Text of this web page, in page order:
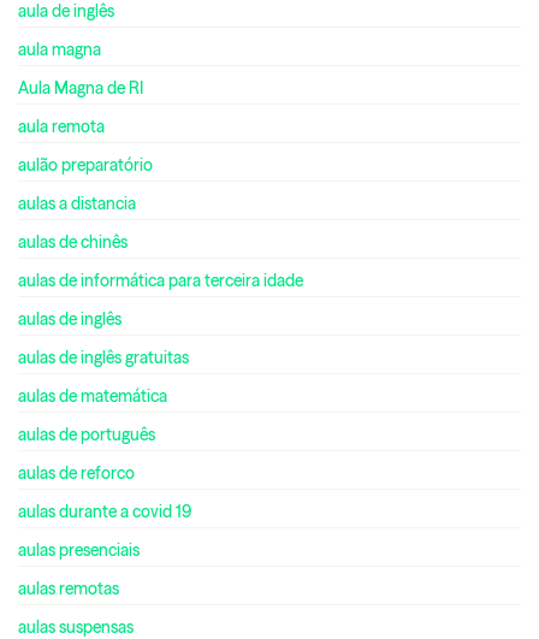
aula de inglês
aula magna
Aula Magna de RI
aula remota
aulão preparatório
aulas a distancia
aulas de chinês
aulas de informática para terceira idade
aulas de inglês
aulas de inglês gratuitas
aulas de matemática
aulas de português
aulas de reforco
aulas durante a covid 19
aulas presenciais
aulas remotas
aulas suspensas